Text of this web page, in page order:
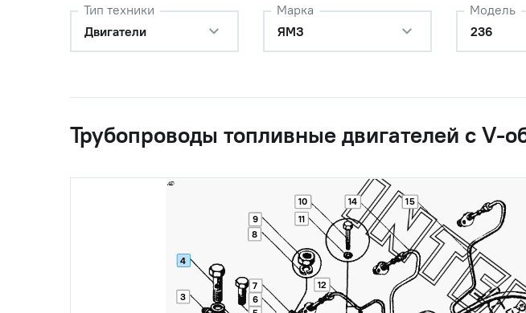
Тип техники
Двигатели
Марка
ЯМЗ
Модель
236
Трубопроводы топливные двигателей с V-
3
4
6
7
8
9
10
11
12
14 15
236НЕ-1104308 Трубка высокого давления в сборе